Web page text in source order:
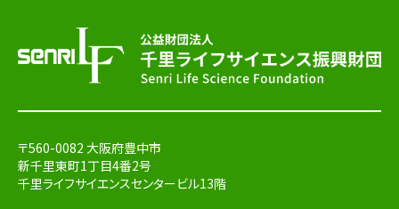
〒560-0082 大阪府豊中市
新千里東町1丁目4番2号
千里ライフサイエンスセンタービル13階